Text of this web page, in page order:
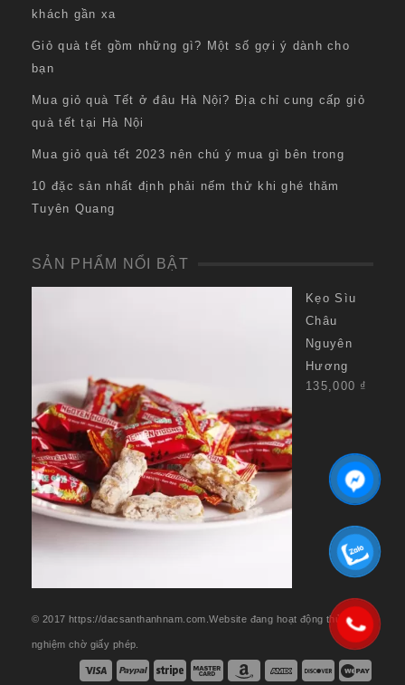
khách gần xa
Giỏ quà tết gồm những gì? Một số gợi ý dành cho
bạn
Mua giỏ quà Tết ở đâu Hà Nội? Địa chỉ cung cấp giỏ
quà tết tại Hà Nội
Mua giỏ quà tết 2023 nên chú ý mua gì bên trong
10 đặc sản nhất định phải nếm thử khi ghé thăm
Tuyên Quang
SẢN PHẨM NỔI BẬT
Kẹo Sìu
Châu
Nguyên
Hương
135,000 ₫
© 2017 https://dacsanthanhnam.com.Website đang hoạt động thử
nghiệm chờ giấy phép.